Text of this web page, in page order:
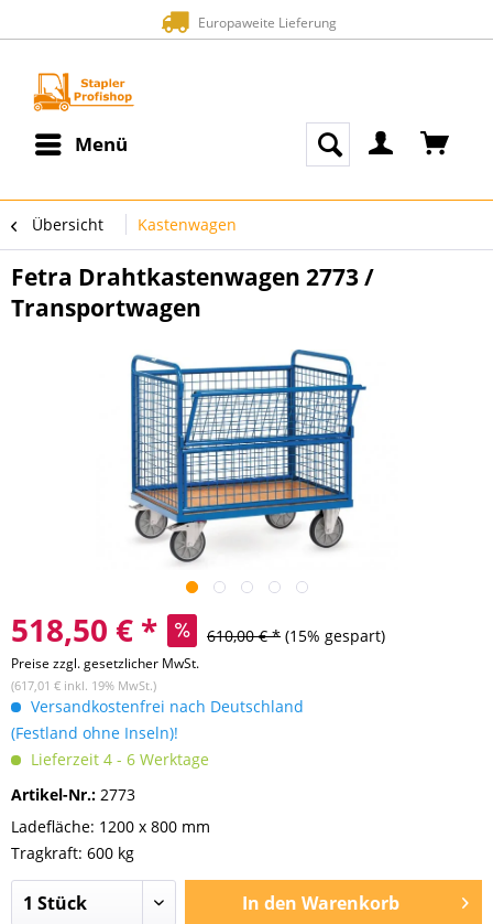
Europaweite Lieferung
Menü
Übersicht Kastenwagen
Fetra Drahtkastenwagen 2773 /
Transportwagen
518,50 € * 610,00 € * (15% gespart)
Preise zzgl. gesetzlicher MwSt.
(617,01 € inkl. 19% MwSt.)
Versandkostenfrei nach Deutschland
(Festland ohne Inseln)!
Lieferzeit 4 - 6 Werktage
Artikel-Nr.: 2773
Ladefläche: 1200 x 800 mm
Tragkraft: 600 kg
In den Warenkorb